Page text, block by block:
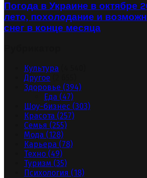
Погода в Украине в октябре
лето, похолодание и
снег в конце месяца
Культура
Другое
Здоровье (394)
Еда (47)
Шоу-бизнес (303)
Красота (257)
Семья (255)
Мода (128)
Карьера (78)
Техно (49)
Туризм (35)
Психология (18)